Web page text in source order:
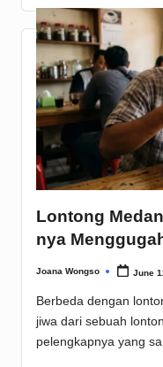
Lontong
nya
Posted
Joana Wongso June
Berbeda dengan
jiwa dari sebuah
pelengkapnya yang